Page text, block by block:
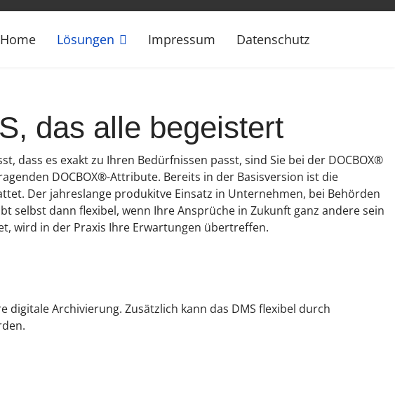
Home Lösungen Impressum Datenschutz
das alle begeistert
dass es exakt zu Ihren Bedürfnissen passt, sind Sie bei der DOCBOX®
DOCBOX®-Attribute. Bereits in der Basisversion ist die
Der jahreslange produkitve Einsatz in Unternehmen, bei Behörden
selbst dann flexibel, wenn Ihre Ansprüche in Zukunft ganz andere sein
wird in der Praxis Ihre Erwartungen übertreffen.
Archivierung. Zusätzlich kann das DMS flexibel durch